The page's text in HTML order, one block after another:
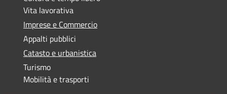
Vita lavorativa
Imprese e Commercio
Appalti pubblici
Catasto e urbanistica
Turismo
Mobilità e trasporti